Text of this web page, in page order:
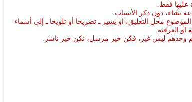
عليها فقط.
تشاء، دون ذكر الأسباب.
محل التعليق، او يشير ـ تصريحا أو تلويحا ـ إلى أسماء
او العرقية.
وحدهم ليس غير، فكن خير مرسل، نكن خير ناشر.